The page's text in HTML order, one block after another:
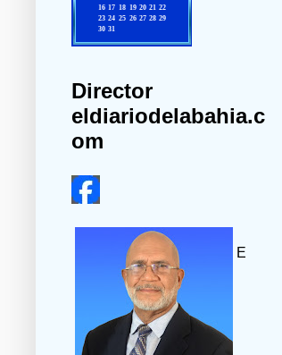
Director
eldiariodelabahia.c
om
E